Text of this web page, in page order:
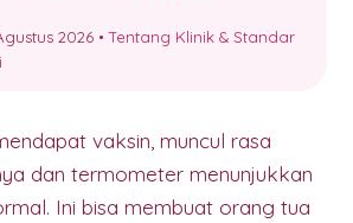
2026 •Tentang Klinik & Standar
vaksin, muncul rasa
dan termometer menunjukkan
Ini bisa membuat orang tua